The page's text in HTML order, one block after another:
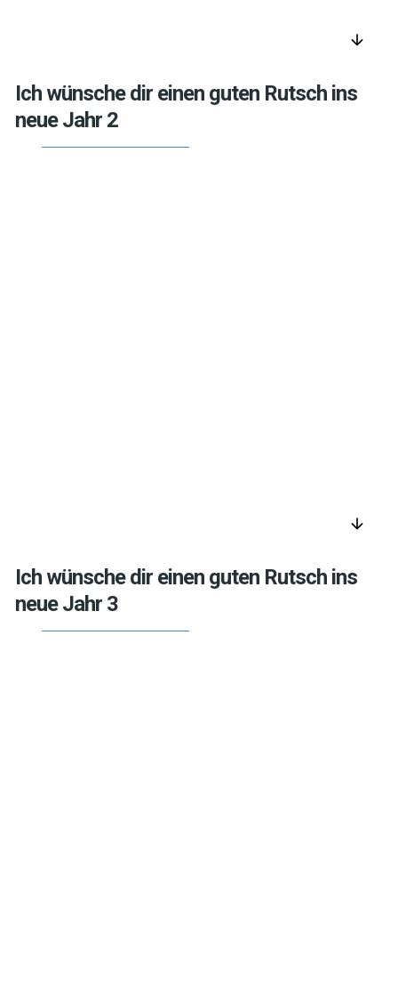
arrow_downward
Ich wünsche dir einen guten Rutsch ins
neue Jahr 2
arrow_downward
Ich wünsche dir einen guten Rutsch ins
neue Jahr 3